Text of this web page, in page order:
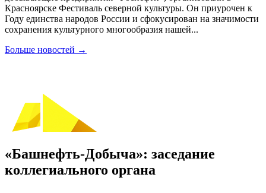
Красноярске Фестиваль северной культуры. Он приурочен к
Году единства народов России и сфокусирован на значимости
сохранения культурного многообразия нашей...
Больше новостей →
«Башнефть-Добыча»: заседание
коллегиального органа